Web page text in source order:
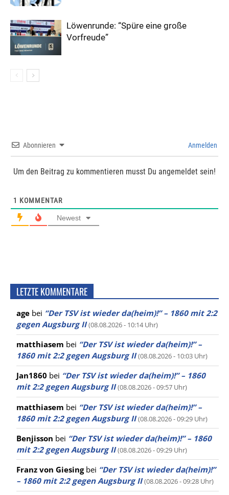
Löwenrunde: “Spüre eine große
Vorfreude”
Abonnieren Anmelden
Um den Beitrag zu kommentieren musst Du angemeldet sein!
1 KOMMENTAR
Newest
LETZTE KOMMENTARE
age bei “Der TSV ist wieder da(heim)!” – 1860 mit 2:2
gegen Augsburg II (08.08.2026 - 10:14 Uhr)
matthiasem bei “Der TSV ist wieder da(heim)!” –
1860 mit 2:2 gegen Augsburg II (08.08.2026 - 10:03 Uhr)
Jan1860 bei “Der TSV ist wieder da(heim)!” – 1860
mit 2:2 gegen Augsburg II (08.08.2026 - 09:57 Uhr)
matthiasem bei “Der TSV ist wieder da(heim)!” –
1860 mit 2:2 gegen Augsburg II (08.08.2026 - 09:29 Uhr)
Benjisson bei “Der TSV ist wieder da(heim)!” – 1860
mit 2:2 gegen Augsburg II (08.08.2026 - 09:29 Uhr)
Franz von Giesingbei “Der TSV ist wieder da(heim)!”
– 1860 mit 2:2 gegen Augsburg II (08.08.2026 - 09:28 Uhr)